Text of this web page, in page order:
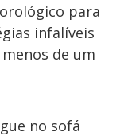
para
infalíveis
de um
no sofá